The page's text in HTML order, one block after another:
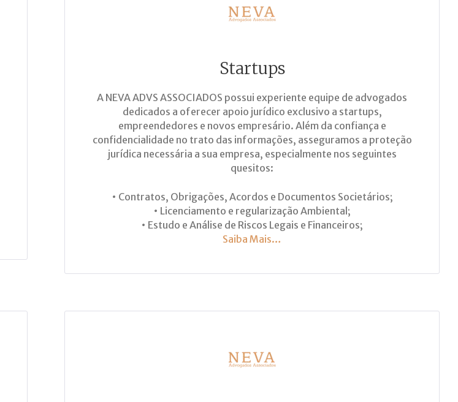
Startups
A NEVA ADVS ASSOCIADOS possui experiente equipe de advogados
dedicados a oferecer apoio jurídico exclusivo a startups,
empreendedores e novos empresário. Além da confiança e
confidencialidade no trato das informações, asseguramos a proteção
jurídica necessária a sua empresa, especialmente nos seguintes
quesitos:
• Contratos, Obrigações, Acordos e Documentos Societários;
• Licenciamento e regularização Ambiental;
• Estudo e Análise de Riscos Legais e Financeiros;
Saiba Mais…